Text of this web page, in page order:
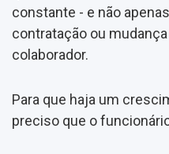
constante - e não
contratação ou
colaborador.
Para que haja um
preciso que o